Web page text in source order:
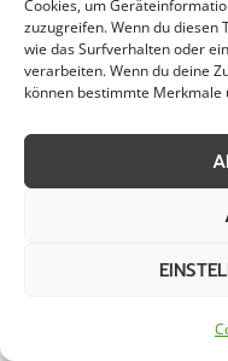
Cookies, um
zuzugreifen. Wenn du diesen
wie das Surfverhalten oder
verarbeiten. Wenn du deine
können bestimmte
Schneeabtransport
Weitere